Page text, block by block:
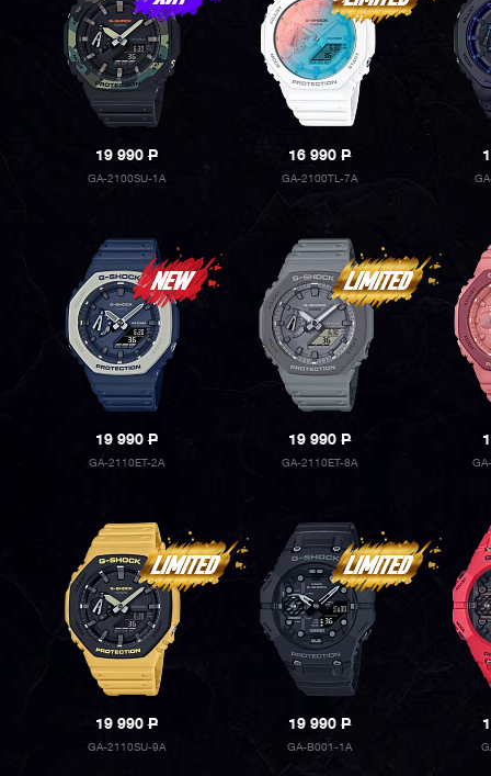
19 990P
GA-2100SU-1A
16 990P
GA-2100TL-7A
19 990P
GA-2110ET-2A
19 990P
GA-2110ET-8A
19 990P
GA-2110SU-9A
19 990P
GA-B001-1A